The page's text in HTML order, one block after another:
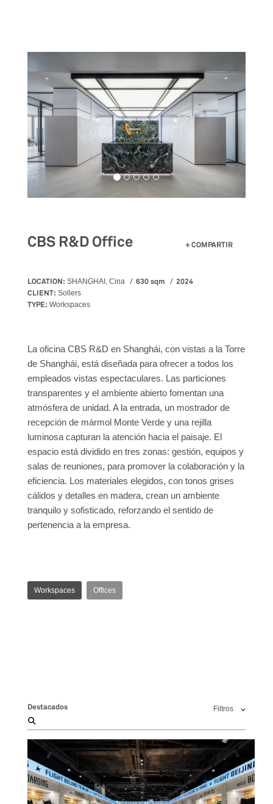
CBS R&D Office COMPARTIR
LOCATION: SHANGHAI, Cina 630 sqm
2024
CLIENT: Sollers
TYPE: Workspaces
La oficina CBS R&D en Shanghái, con vistas a la Torre
de Shanghái, está diseñada para ofrecer a todos los
empleados vistas espectaculares. Las particiones
transparentes y el ambiente abierto fomentan una
atmósfera de unidad. A la entrada, un mostrador de
recepción de mármol Monte Verde y una rejilla
luminosa capturan la atención hacia el paisaje. El
espacio está dividido en tres zonas: gestión, equipos y
salas de reuniones, para promover la colaboración y la
eficiencia. Los materiales elegidos, con tonos grises
cálidos y detalles en madera, crean un ambiente
tranquilo y sofisticado, reforzando el sentido de
pertenencia a la empresa.
Workspaces Offices
Destacados Filtros